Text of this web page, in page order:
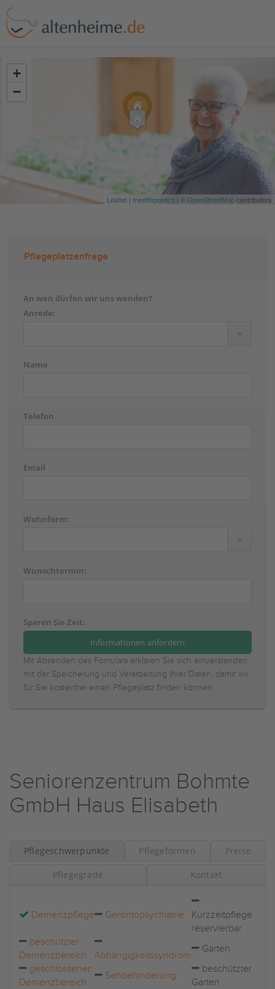
+
−
Leaflet | meetingswitch | ©OpenStreetMapcontributors
Pflegeplatzanfrage
An wen dürfen wir uns wenden?
Anrede:
Name
Telefon
Email
Wohnform:
Wunschtermin:
Sparen Sie Zeit:
Mit Absenden des Fomulars erklären Sie sich einverstanden
mit der Speicherung und Verarbeitung Ihrer Daten, damit wir
für Sie kostenfrei einen Pflegeplatz finden können.
Seniorenzentrum Bohmte
GmbH Haus Elisabeth
Pflegeschwerpunkte Pflegeformen Preise
Pflegegrade Kontakt
Demenzpflege Gerontopsychiatrie
Kurzzeitpflege
reservierbar
beschützter
Demenzbereich
Abhängigkeitssyndrom
Garten
geschlossener
Demenzbereich
Sehbehinderung
beschützter
Garten